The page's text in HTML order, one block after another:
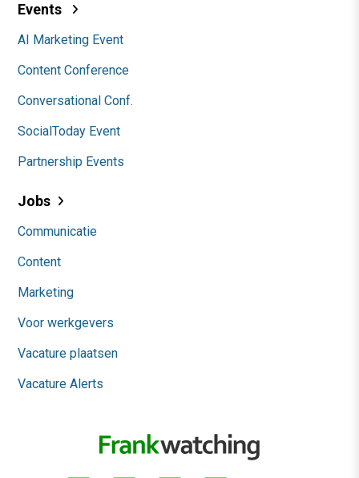
Events
AI Marketing Event
Content Conference
Conversational Conf.
SocialToday Event
Partnership Events
Jobs
Communicatie
Content
Marketing
Voor werkgevers
Vacature plaatsen
Vacature Alerts